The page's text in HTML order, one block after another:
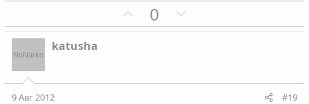
П
о
т
0
е
т
katusha
9 Авг 2012 #19